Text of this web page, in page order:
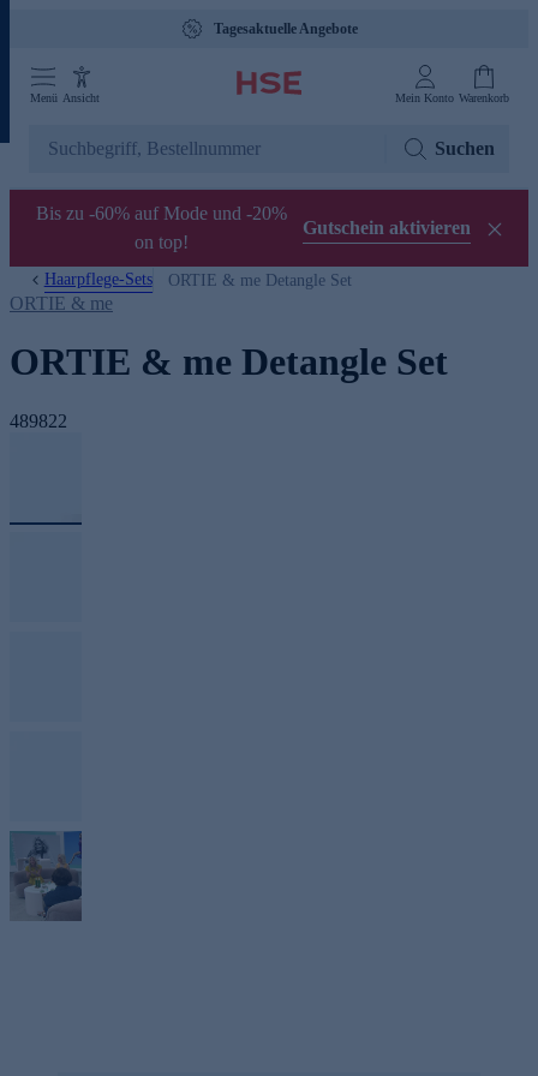
Tagesaktuelle Angebote
Menü Ansicht Mein Konto Warenkorb
Suchen
Bis zu -60% auf Mode und -20%
on top!
Gutschein aktivieren
Haarpflege-Sets ORTIE & me Detangle Set
ORTIE & me
ORTIE & me Detangle Set
489822